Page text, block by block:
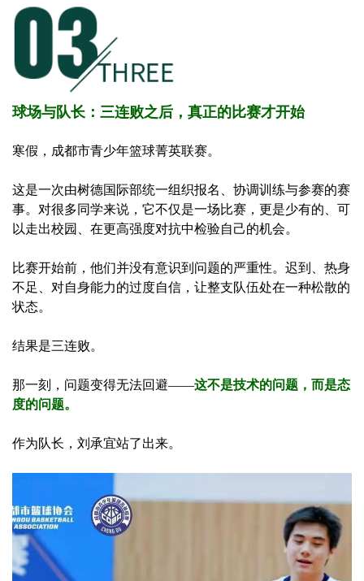
球场与队长：三连败之后，真正的比赛才开始
寒假，成都市青少年篮球菁英联赛。
这是一次由树德国际部统一组织报名、协调训练与参赛的赛
事。对很多同学来说，它不仅是一场比赛，更是少有的、可
以走出校园、在更高强度对抗中检验自己的机会。
比赛开始前，他们并没有意识到问题的严重性。迟到、热身
不足、对自身能力的过度自信，让整支队伍处在一种松散的
状态。
结果是三连败。
那一刻，问题变得无法回避——这不是技术的问题，而是态
度的问题。
作为队长，刘承宜站了出来。